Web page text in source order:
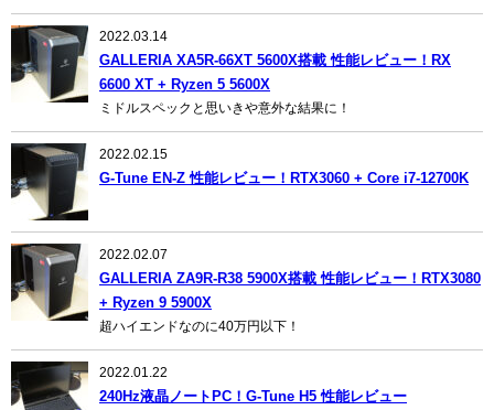
2022.03.14
GALLERIA XA5R-66XT 5600X搭載 性能レビュー！RX
6600 XT + Ryzen 5 5600X
ミドルスペックと思いきや意外な結果に！
2022.02.15
G-Tune EN-Z 性能レビュー！RTX3060 + Core i7-12700K
2022.02.07
GALLERIA ZA9R-R38 5900X搭載 性能レビュー！RTX3080
+ Ryzen 9 5900X
超ハイエンドなのに40万円以下！
2022.01.22
240Hz液晶ノートPC！G-Tune H5 性能レビュー